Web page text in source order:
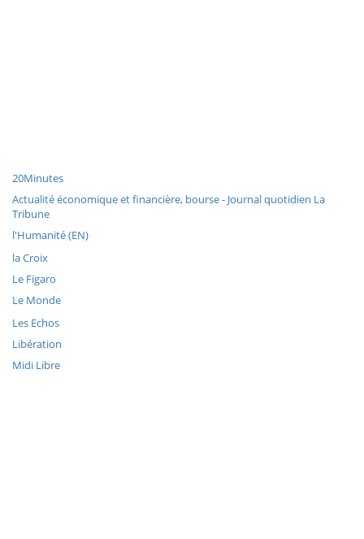
20Minutes
Actualité économique et financière, bourse - Journal quotidien La
Tribune
l'Humanité (EN)
la Croix
Le Figaro
Le Monde
Les Echos
Libération
Midi Libre